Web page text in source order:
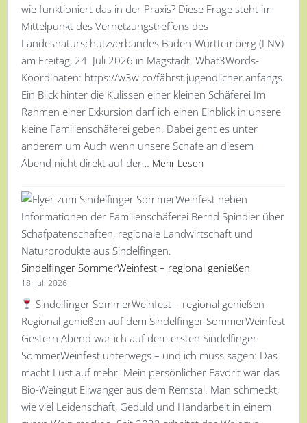
wie funktioniert das in der Praxis? Diese Frage steht im
Mittelpunkt des Vernetzungstreffens des
Landesnaturschutzverbandes Baden-Württemberg (LNV)
am Freitag, 24. Juli 2026 in Magstadt. What3Words-
Koordinaten: https://w3w.co/fährst.jugendlicher.anfangs
Ein Blick hinter die Kulissen einer kleinen Schäferei Im
Rahmen einer Exkursion darf ich einen Einblick in unsere
kleine Familienschäferei geben. Dabei geht es unter
anderem um Auch wenn unsere Schafe an diesem
Abend nicht direkt auf der… Mehr Lesen
Sindelfinger SommerWeinfest – regional genießen
18. Juli 2026
Sindelfinger SommerWeinfest – regional genießen
Regional genießen auf dem Sindelfinger SommerWeinfest
Gestern Abend war ich auf dem ersten Sindelfinger
SommerWeinfest unterwegs – und ich muss sagen: Das
macht Lust auf mehr. Mein persönlicher Favorit war das
Bio-Weingut Ellwanger aus dem Remstal. Man schmeckt,
wie viel Leidenschaft, Geduld und Handarbeit in einem